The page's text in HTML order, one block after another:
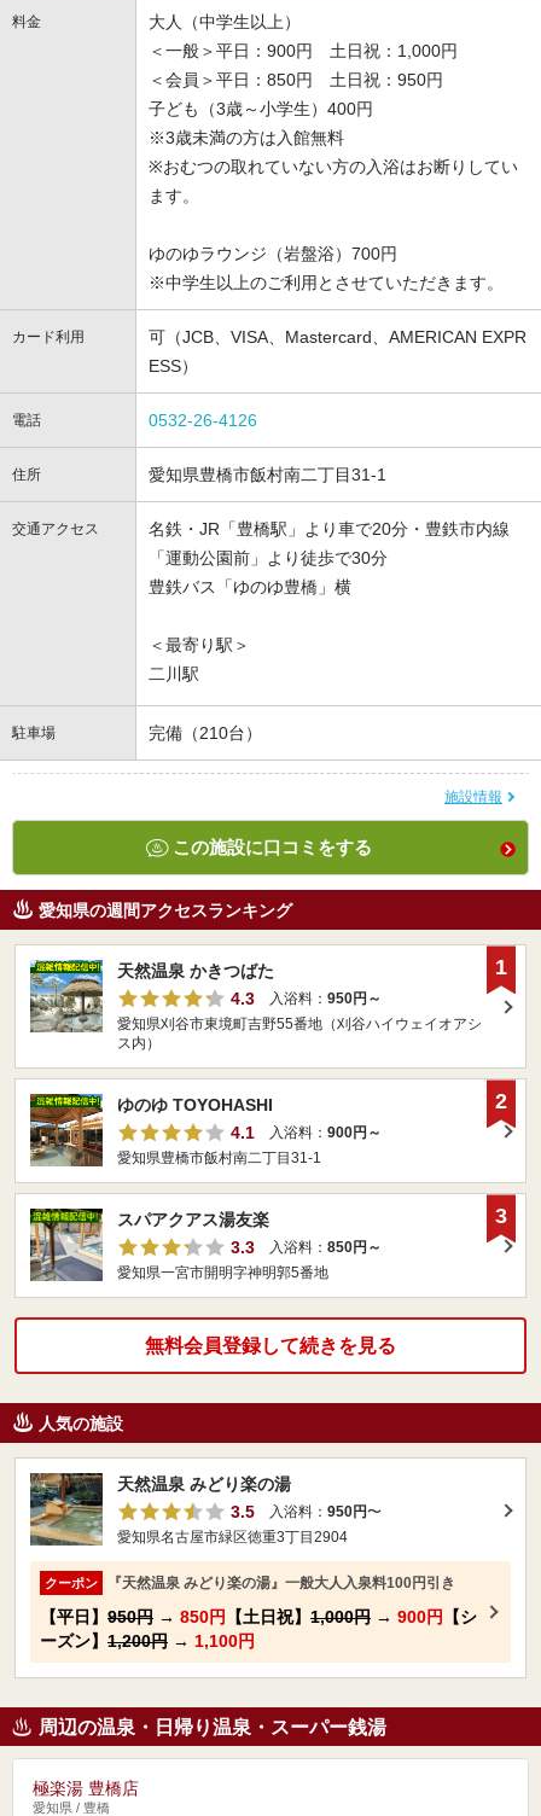
料金
大人（中学生以上）
＜一般＞平日：900円 土日祝：1,000円
＜会員＞平日：850円 土日祝：950円
子ども（3歳～小学生）400円
※3歳未満の方は入館無料
※おむつの取れていない方の入浴はお断りしてい
ます。
ゆのゆラウンジ（岩盤浴）700円
※中学生以上のご利用とさせていただきます。
カード利用
可（JCB、VISA、Mastercard、AMERICAN EXPR
ESS）
電話 0532-26-4126
住所 愛知県豊橋市飯村南二丁目31-1
交通アクセス
名鉄・JR「豊橋駅」より車で20分・豊鉄市内線
「運動公園前」より徒歩で30分
豊鉄バス「ゆのゆ豊橋」横
＜最寄り駅＞
二川駅
駐車場 完備（210台）
施設情報
この施設に口コミをする
愛知県の週間アクセスランキング
天然温泉 かきつばた
4.3
入浴料： 950円～
愛知県刈谷市東境町吉野55番地（刈谷ハイウェイオアシ
ス内）
1
ゆのゆ TOYOHASHI
4.1
入浴料： 900円～
愛知県豊橋市飯村南二丁目31-1
2
スパアクアス湯友楽
3.3
入浴料： 850円～
愛知県一宮市開明字神明郭5番地
3
無料会員登録して続きを見る
人気の施設
天然温泉 みどり楽の湯
3.5
入浴料： 950円〜
愛知県名古屋市緑区徳重3丁目2904
クーポン 『天然温泉 みどり楽の湯』一般大人入泉料100円引き
【平日】 950円 → 850円 【土日祝】 1,000円 → 900円
【シ
ーズン】 1,200円 → 1,100円
周辺の温泉・日帰り温泉・スーパー銭湯
極楽湯 豊橋店
愛知県 / 豊橋